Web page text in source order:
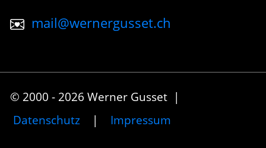
mail@wernergusset.ch
© 2000 - 2026 Werner Gusset |
Datenschutz
| Impressum